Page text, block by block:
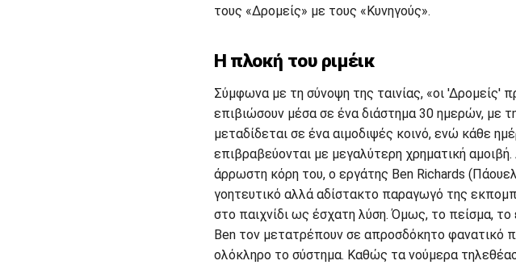
τους «Δρομείς» με τους «Κυνηγούς».
Η πλοκή του ριμέικ
Σύμφωνα με τη σύνοψη της ταινίας, «οι 'Δρομείς'
επιβιώσουν μέσα σε ένα διάστημα 30 ημερών, με
μεταδίδεται σε ένα αιμοδιψές κοινό, ενώ κάθε
επιβραβεύονται με μεγαλύτερη χρηματική
άρρωστη κόρη του, ο εργάτης Ben Richards
γοητευτικό αλλά αδίστακτο παραγωγό της
στο παιχνίδι ως έσχατη λύση. Όμως, το πείσμα, το
Ben τον μετατρέπουν σε απροσδόκητο φανατικό
ολόκληρο το σύστημα. Καθώς τα νούμερα